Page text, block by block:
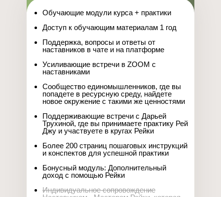
Обучающие модули курса + практики
Доступ к обучающим материалам 1 год
Поддержка, вопросы и ответы от
наставников в чате и на платформе
Усиливающие встречи в ZOOM с
наставниками
Сообщество единомышленников, где вы
попадете в ресурсную среду, найдете
новое окружение с такими же ценностями
Поддерживающие встречи с Дарьей
Трухиной, где вы принимаете практику Рей
Джу и участвуете в кругах Рейки
Более 200 страниц пошаговых инструкций
и конспектов для успешной практики
Бонусный модуль: Дополнительный
доход с помощью Рейки
Индивидуальное сопровождение